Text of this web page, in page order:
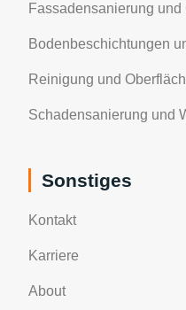
Fassadensanierung
Bodenbeschichtungen
Reinigung und
Schadensanierung und
Sonstiges
Kontakt
Karriere
About